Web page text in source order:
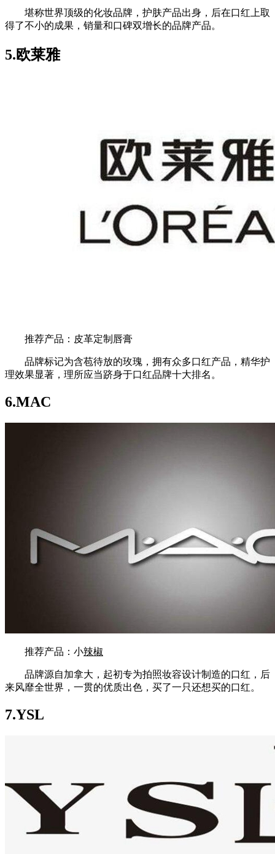
堪称世界顶级的化妆品牌，护肤产品出身，后在口红上取
得了不小的成果，销量和口碑双增长的品牌产品。
5.欧莱雅
推荐产品：皮革定制唇膏
品牌标记为含苞待放的玫瑰，拥有众多口红产品，精华护
理效果显著，理所应当跻身于口红品牌十大排名。
6.MAC
推荐产品：小辣椒
品牌源自加拿大，起初专为拍照妆容设计制造的口红，后
来风靡全世界，一贯的优质出色，买了一只还想买的口红。
7.YSL